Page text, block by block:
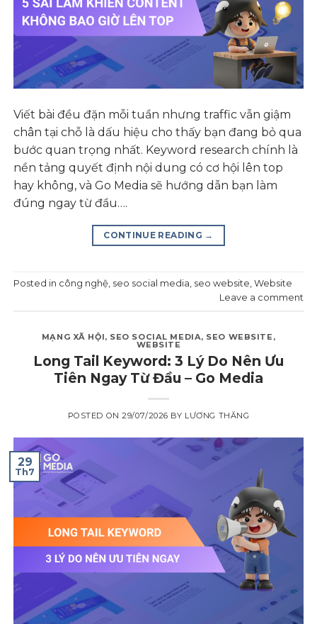
Viết bài đều đặn mỗi tuần nhưng traffic vẫn giậm
chân tại chỗ là dấu hiệu cho thấy bạn đang bỏ qua
bước quan trọng nhất. Keyword research chính là
nền tảng quyết định nội dung có cơ hội lên top
hay không, và Go Media sẽ hướng dẫn bạn làm
đúng ngay từ đầu….
CONTINUE READING →
Posted in công nghệ, seo social media, seo website,Website
Leave a comment
MẠNG XÃ HỘI, SEO SOCIAL MEDIA, SEO WEBSITE ,
WEBSITE
Long Tail Keyword: 3 Lý Do Nên Ưu
Tiên Ngay Từ Đầu – Go Media
POSTED ON29/07/2026 BY LƯƠNG THĂNG
29
Th7